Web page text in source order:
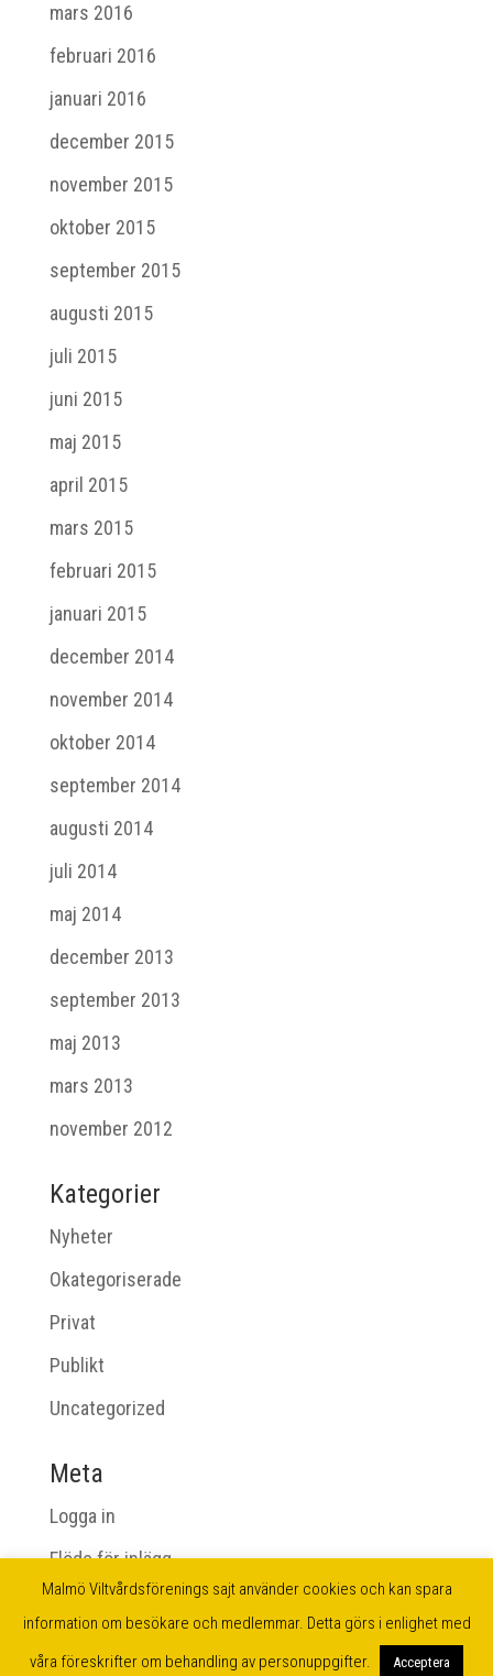
mars 2016
februari 2016
januari 2016
december 2015
november 2015
oktober 2015
september 2015
augusti 2015
juli 2015
juni 2015
maj 2015
april 2015
mars 2015
februari 2015
januari 2015
december 2014
november 2014
oktober 2014
september 2014
augusti 2014
juli 2014
maj 2014
december 2013
september 2013
maj 2013
mars 2013
november 2012
Kategorier
Nyheter
Okategoriserade
Privat
Publikt
Uncategorized
Meta
Logga in
Flöde för inlägg
Flöde för kommentarer
Malmö Viltvårdsförenings sajt använder cookies och kan spara
information om besökare och medlemmar. Detta görs i enlighet med
våra föreskrifter om behandling av personuppgifter.
Acceptera